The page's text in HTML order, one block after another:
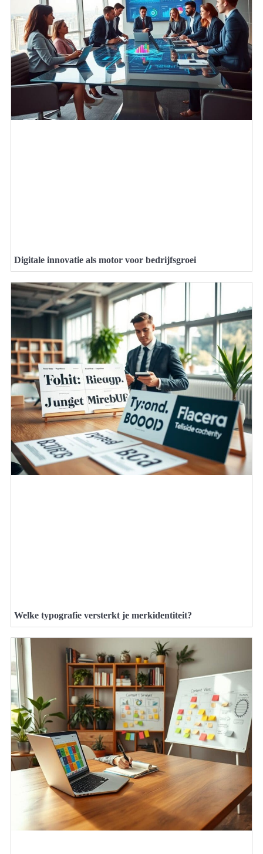
Digitale innovatie als motor voor bedrijfsgroei
Welke typografie versterkt je merkidentiteit?